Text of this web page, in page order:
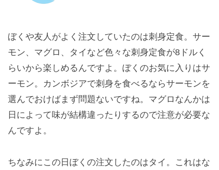
ぼくや友人がよく注文していたのは刺身定食。サー
モン、マグロ、タイなど色々な刺身定食が8ドルく
らいから楽しめるんですよ。ぼくのお気に入りはサ
ーモン。カンボジアで刺身を食べるならサーモンを
選んでおけばまず問題ないですね。マグロなんかは
日によって味が結構違ったりするので注意が必要な
んですよ。
ちなみにこの日ぼくの注文したのはタイ。これはな